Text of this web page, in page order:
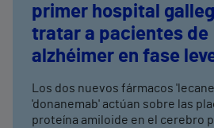
primer hospital
tratar a pacientes de
alzhéimer en fase
terapias antiamiloide
Los dos nuevos fármacos
'donanemab' actúan sobre las
proteína amiloide en el cerebro